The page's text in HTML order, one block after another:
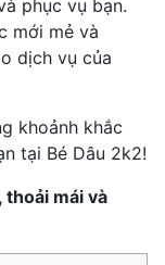
phục vụ bạn.
mới mẻ và
dịch vụ của
khoảnh khắc
tại Bé Dâu 2k2!
thoải mái và